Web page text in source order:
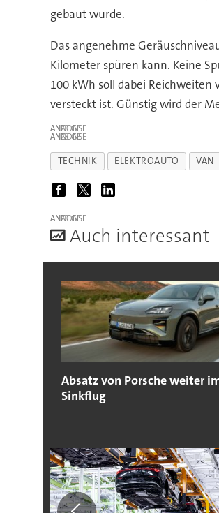
gebaut wurde.
Das angenehme
Kilometer spüren kann. Keine
100 kWh soll dabei
versteckt ist. Günstig wird der
ANZEIGE
ANZEIGE
TECHNIK ELEKTROAUTO VAN
ANZEIGE
Auch interessant
Absatz von Porsche weiter
Sinkflug